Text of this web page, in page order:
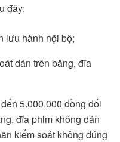
đây:
lưu hành nội bộ;
dán trên băng, đĩa
5.000.000 đồng đối
đĩa phim không dán
kiểm soát không đúng